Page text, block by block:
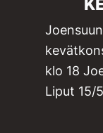
klo 18
Liput 15/